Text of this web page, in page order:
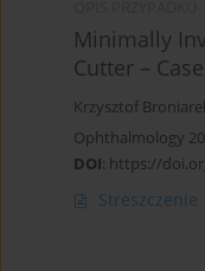
Minimally
Cutter –
Krzysztof
Ophthalmology
DOI: https://
Streszczenie